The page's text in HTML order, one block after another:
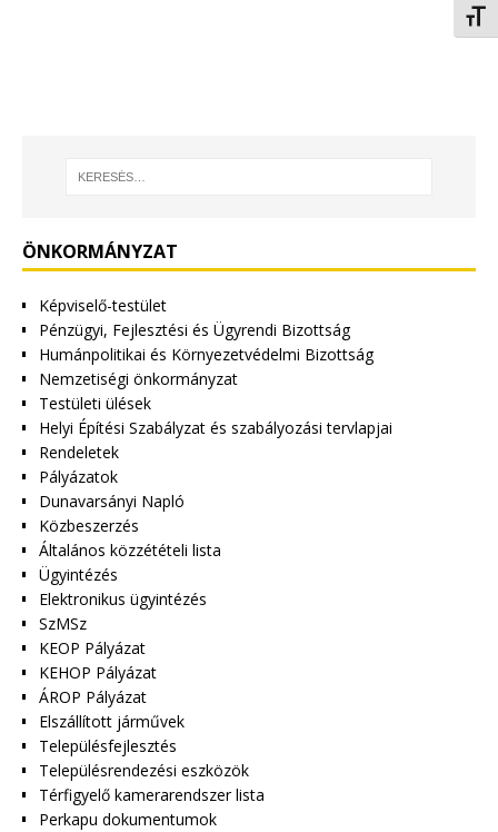
ÖNKORMÁNYZAT
Képviselő-testület
Pénzügyi, Fejlesztési és Ügyrendi Bizottság
Humánpolitikai és Környezetvédelmi Bizottság
Nemzetiségi önkormányzat
Testületi ülések
Helyi Építési Szabályzat és szabályozási tervlapjai
Rendeletek
Pályázatok
Dunavarsányi Napló
Közbeszerzés
Általános közzétételi lista
Ügyintézés
Elektronikus ügyintézés
SzMSz
KEOP Pályázat
KEHOP Pályázat
ÁROP Pályázat
Elszállított járművek
Településfejlesztés
Településrendezési eszközök
Térfigyelő kamerarendszer lista
Perkapu dokumentumok